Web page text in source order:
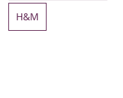
H&M